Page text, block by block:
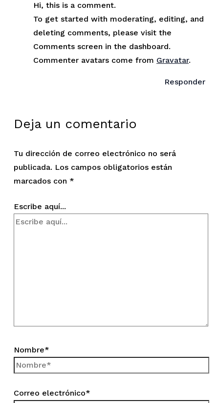
Hi, this is a comment.
To get started with moderating, editing, and
deleting comments, please visit the
Comments screen in the dashboard.
Commenter avatars come from Gravatar.
Responder
Deja un comentario
Tu dirección de correo electrónico no será
publicada. Los campos obligatorios están
marcados con *
Escribe aquí...
Nombre*
Correo electrónico*